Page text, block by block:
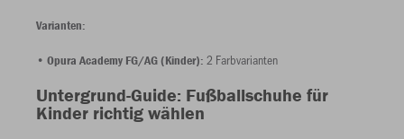
Varianten:
• Opura Academy FG/AG (Kinder): 2 Farbvarianten
Untergrund-Guide: Fußballschuhe für
Kinder richtig wählen